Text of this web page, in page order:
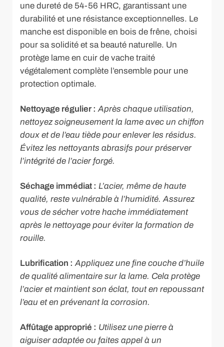
une dureté de 54-56 HRC, garantissant une
durabilité et une résistance exceptionnelles. Le
manche est disponible en bois de frêne, choisi
pour sa solidité et sa beauté naturelle. Un
protège lame en cuir de vache traité
végétalement complète l’ensemble pour une
protection optimale.
Nettoyage régulier : Après chaque utilisation,
nettoyez soigneusement la lame avec un chiffon
doux et de l’eau tiède pour enlever les résidus.
Évitez les nettoyants abrasifs pour préserver
l’intégrité de l’acier forgé.
Séchage immédiat : L’acier, même de haute
qualité, reste vulnérable à l’humidité. Assurez
vous de sécher votre hache immédiatement
après le nettoyage pour éviter la formation de
rouille.
Lubrification : Appliquez une fine couche d’huile
de qualité alimentaire sur la lame. Cela protège
l’acier et maintient son éclat, tout en repoussant
l’eau et en prévenant la corrosion.
Affûtage approprié : Utilisez une pierre à
aiguiser adaptée ou faites appel à un